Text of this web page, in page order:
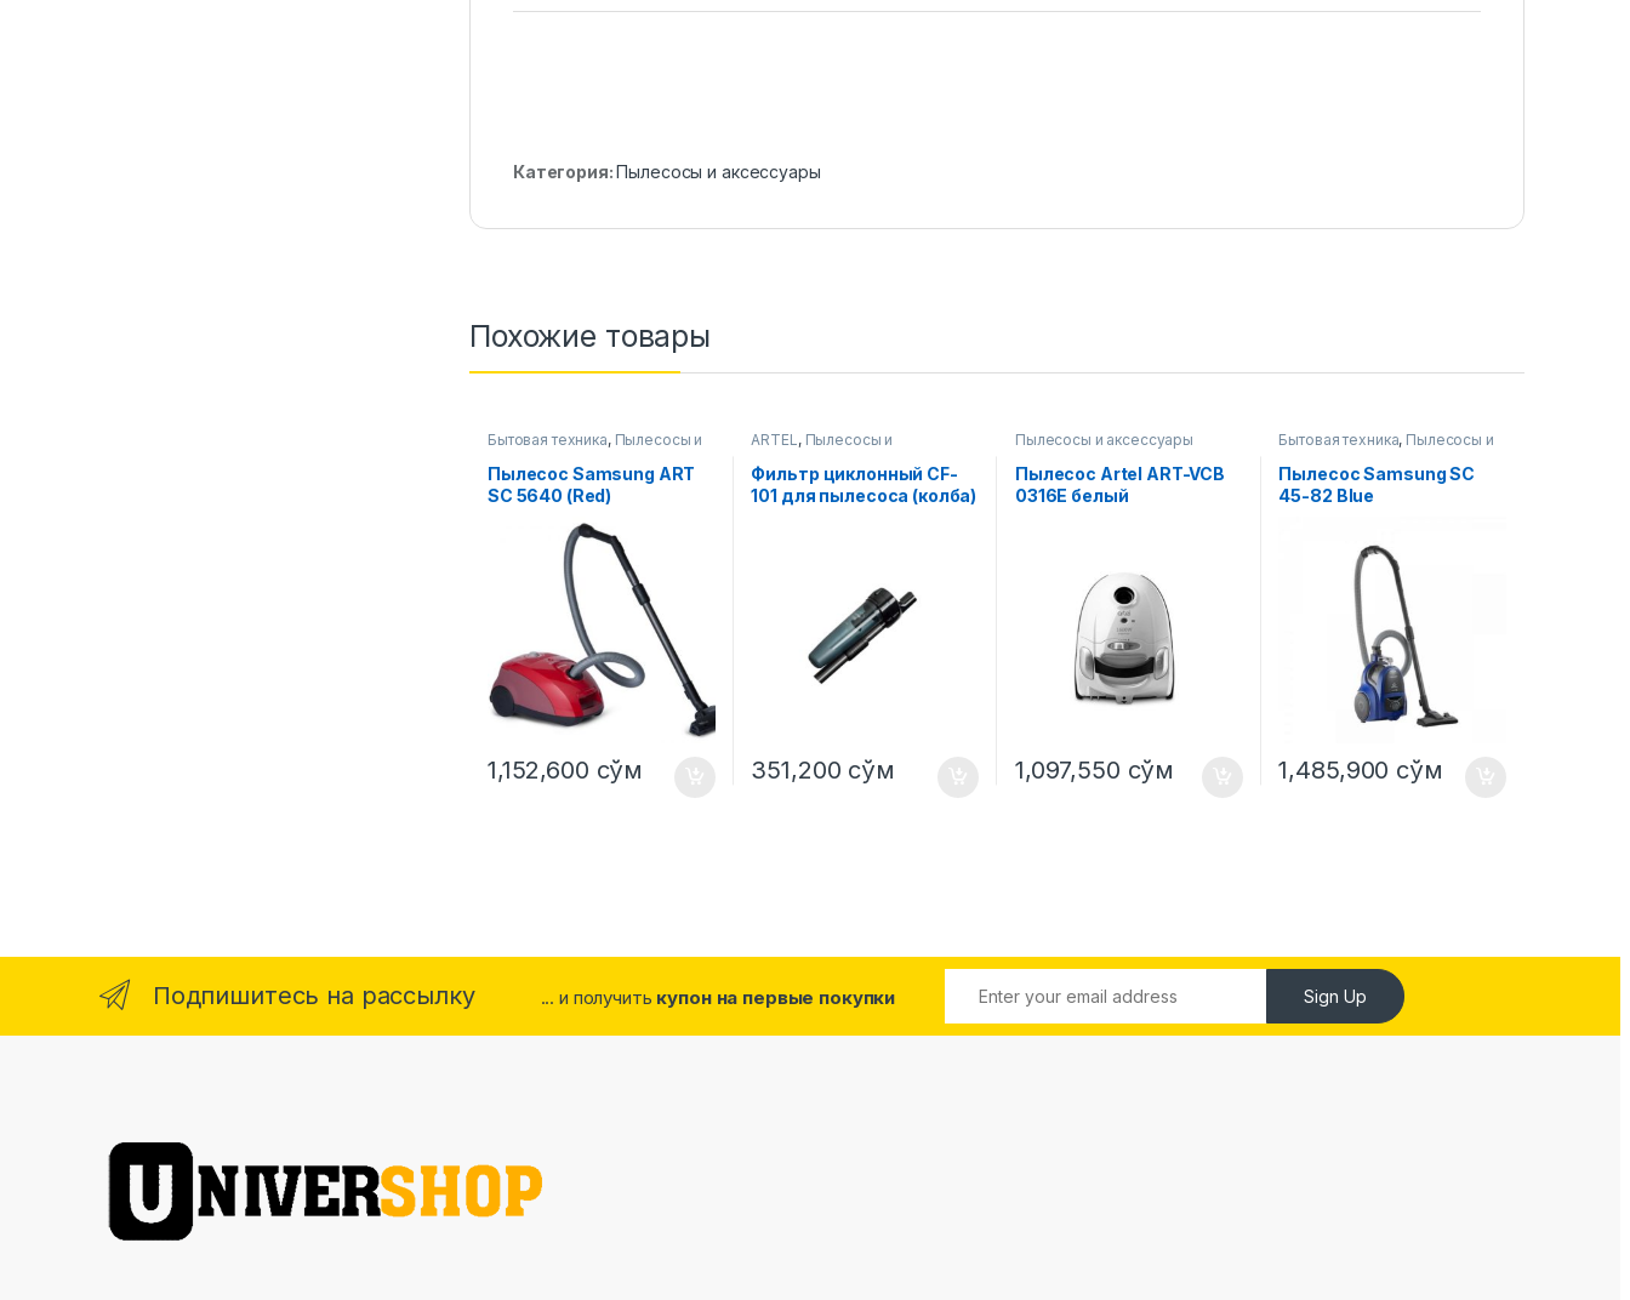
Категория:Пылесосы и аксессуары
Похожие товары
Бытовая техника, Пылесосы и
Пылесос Samsung ART
SC 5640 (Red)
1,152,600 сўм
ARTEL, Пылесосы и
Фильтр циклонный CF-
101 для пылесоса (колба)
351,200 сўм
Пылесосы и аксессуары
Пылесос Artel ART-VCB
0316E белый
1,097,550 сўм
Бытовая техника, Пылесосы и
Пылесос Samsung SC
45-82 Blue
1,485,900 сўм
Подпишитесь на рассылку ... и получить купон на первые покупки Sign Up